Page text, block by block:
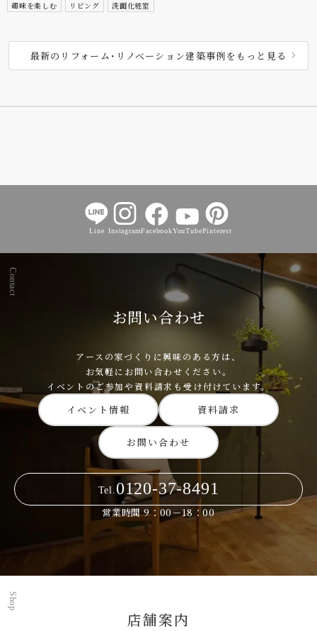
趣味を楽しむ リビング 洗面化粧室
最新のリフォーム･リノベーション建築事例をもっと見る
Line InstagramFacebookYouTubePinterest
Contact
お問い合わせ
アースの家づくりに興味のある方は、
お気軽にお問い合わせください。
イベントのご参加や資料請求も受け付けています。
イベント情報 資料請求
お問い合わせ
Tel. 0120-37-8491
営業時間 9：00－18：00
Shop
店舗案内